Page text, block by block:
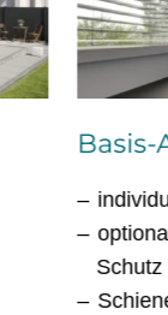
Schutz